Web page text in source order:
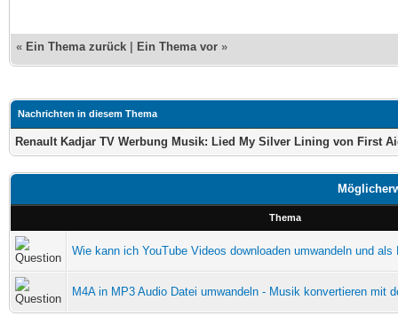
« Ein Thema zurück Ein Thema vor »
Nachrichten in diesem Thema
Renault Kadjar TV Werbung Musik: Lied My Silver Lining von First
Thema
Wie kann ich YouTube Videos downloaden umwandeln und
M4A in MP3 Audio Datei umwandeln - Musik konvertieren mit